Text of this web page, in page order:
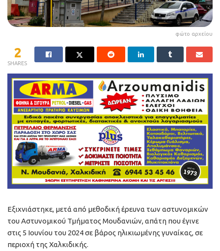
φώτο αρχείου
2
SHARES
Εξιχνιάστηκε, μετά από μεθοδική έρευνα των αστυνομικών
του Αστυνομικού Τμήματος Μουδανιών, απάτη που έγινε
στις 5 Ιουνίου του 2024 σε βάρος ηλικιωμένης γυναίκας, σε
περιοχή της Χαλκιδικής.